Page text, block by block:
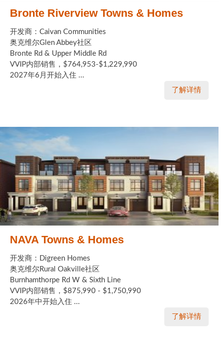
Bronte Riverview Towns & Homes
开发商：Caivan Communities
奥克维尔Glen Abbey社区
Bronte Rd & Upper Middle Rd
VVIP内部销售，$764,953-$1,229,990
2027年6月开始入住 ...
了解详情
NAVA Towns & Homes
开发商：Digreen Homes
奥克维尔Rural Oakville社区
Burnhamthorpe Rd W & Sixth Line
VVIP内部销售，$875,990 - $1,750,990
2026年中开始入住 ...
了解详情